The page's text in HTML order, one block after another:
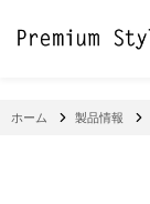
ホーム 製品情報